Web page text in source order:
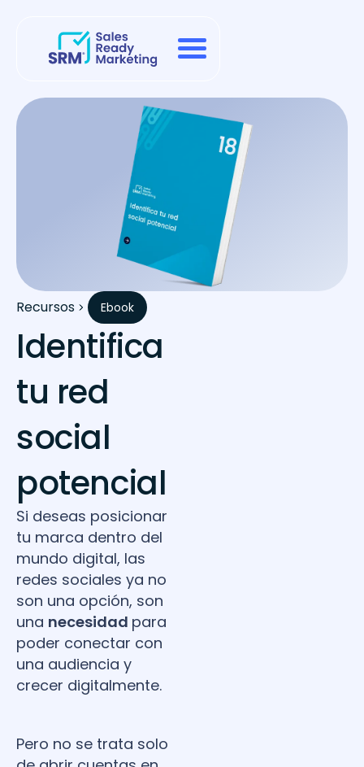
Recursos Ebook
Identifica
tu red
social
potencial
Si deseas posicionar
tu marca dentro del
mundo digital, las
redes sociales ya no
son una opción, son
una necesidad para
poder conectar con
una audiencia y
crecer digitalmente.
Pero no se trata solo